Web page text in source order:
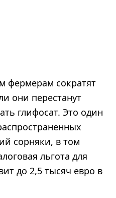
фермерам сократят
они перестанут
глифосат. Это один
сорняки, в том
льгота для
до 2,5 тысяч евро в